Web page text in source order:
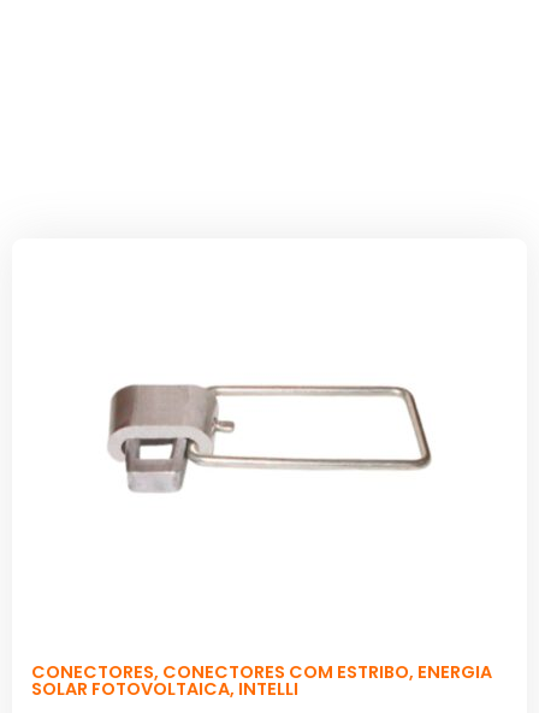
CONECTORES, CONECTORES COM ESTRIBO, ENERGIA
SOLAR FOTOVOLTAICA, INTELLI